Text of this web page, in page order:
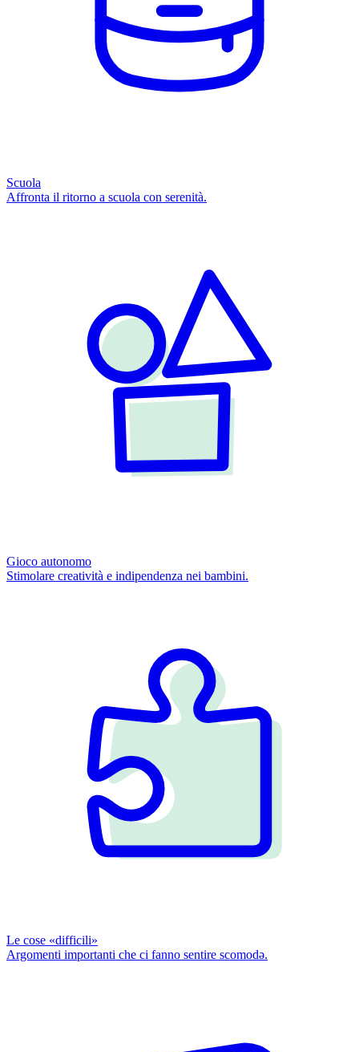
Scuola
Affronta il ritorno a scuola con serenità.
Gioco autonomo
Stimolare creatività e indipendenza nei bambini.
Le cose «difficili»
Argomenti importanti che ci fanno sentire scomodǝ.